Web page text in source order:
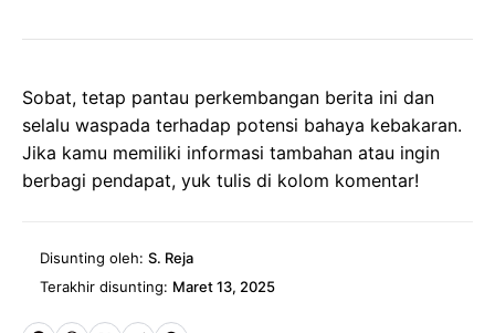
Sobat, tetap pantau perkembangan berita ini dan
selalu waspada terhadap potensi bahaya kebakaran.
Jika kamu memiliki informasi tambahan atau ingin
berbagi pendapat, yuk tulis di kolom komentar!
Disunting oleh: S. Reja
Terakhir disunting: Maret 13, 2025